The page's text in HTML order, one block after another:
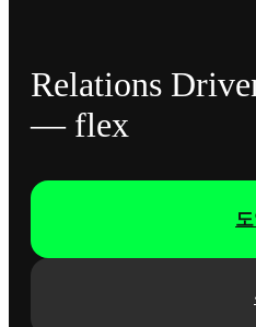
Relations
— flex